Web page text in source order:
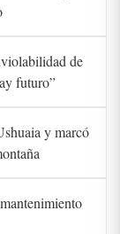
de
futuro”
y marcó